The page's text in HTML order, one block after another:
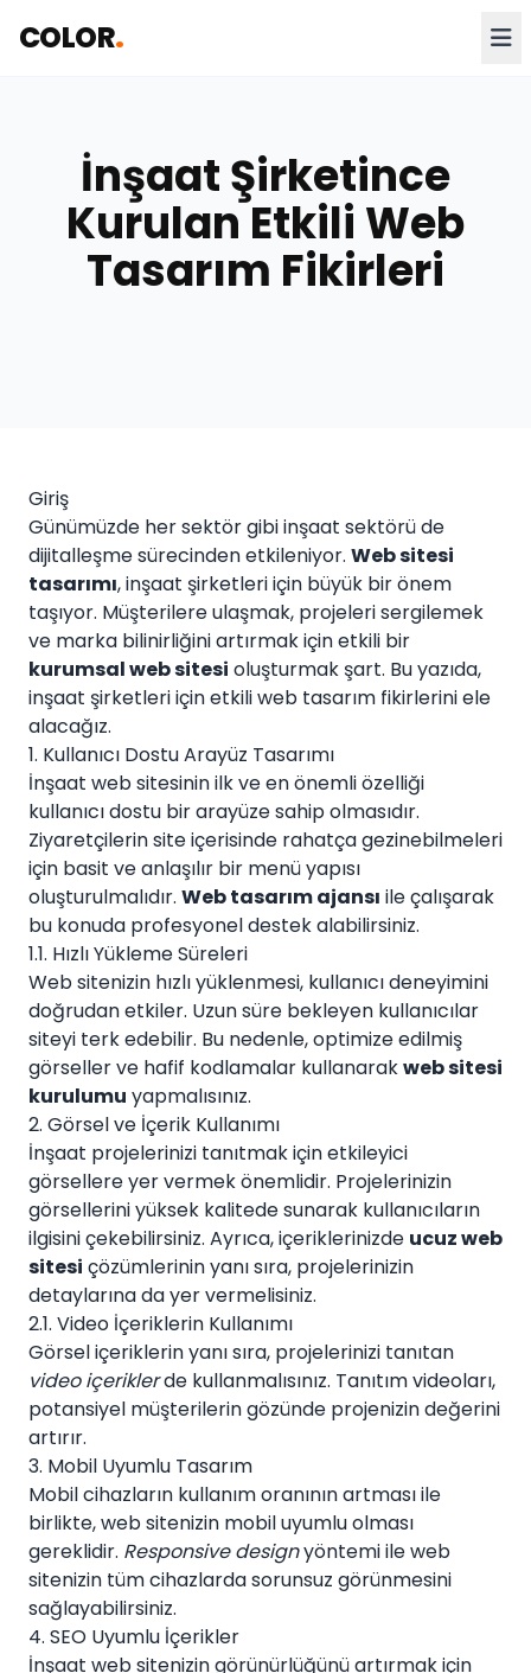
COLOR.
İnşaat Şirketince
Kurulan Etkili Web
Tasarım Fikirleri
Giriş
Günümüzde her sektör gibi inşaat sektörü de
dijitalleşme sürecinden etkileniyor. Web sitesi
tasarımı, inşaat şirketleri için büyük bir önem
taşıyor. Müşterilere ulaşmak, projeleri sergilemek
ve marka bilinirliğini artırmak için etkili bir
kurumsal web sitesi oluşturmak şart. Bu yazıda,
inşaat şirketleri için etkili web tasarım fikirlerini ele
alacağız.
1. Kullanıcı Dostu Arayüz Tasarımı
İnşaat web sitesinin ilk ve en önemli özelliği
kullanıcı dostu bir arayüze sahip olmasıdır.
Ziyaretçilerin site içerisinde rahatça gezinebilmeleri
için basit ve anlaşılır bir menü yapısı
oluşturulmalıdır. Web tasarım ajansı ile çalışarak
bu konuda profesyonel destek alabilirsiniz.
1.1. Hızlı Yükleme Süreleri
Web sitenizin hızlı yüklenmesi, kullanıcı deneyimini
doğrudan etkiler. Uzun süre bekleyen kullanıcılar
siteyi terk edebilir. Bu nedenle, optimize edilmiş
görseller ve hafif kodlamalar kullanarakweb sitesi
kurulumu yapmalısınız.
2. Görsel ve İçerik Kullanımı
İnşaat projelerinizi tanıtmak için etkileyici
görsellere yer vermek önemlidir. Projelerinizin
görsellerini yüksek kalitede sunarak kullanıcıların
ilgisini çekebilirsiniz. Ayrıca, içeriklerinizde ucuz web
sitesi çözümlerinin yanı sıra, projelerinizin
detaylarına da yer vermelisiniz.
2.1. Video İçeriklerin Kullanımı
Görsel içeriklerin yanı sıra, projelerinizi tanıtan
video içeriklerde kullanmalısınız. Tanıtım videoları,
potansiyel müşterilerin gözünde projenizin değerini
artırır.
3. Mobil Uyumlu Tasarım
Mobil cihazların kullanım oranının artması ile
birlikte, web sitenizin mobil uyumlu olması
gereklidir. Responsive designyöntemi ile web
sitenizin tüm cihazlarda sorunsuz görünmesini
sağlayabilirsiniz.
4. SEO Uyumlu İçerikler
İnşaat web sitenizin görünürlüğünü artırmak için